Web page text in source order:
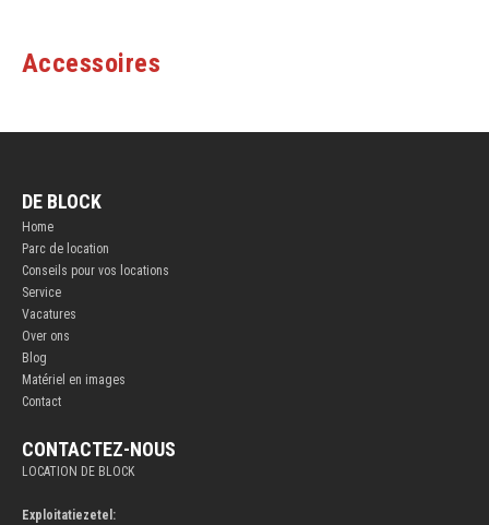
Accessoires
DE BLOCK
Home
Parc de location
Conseils pour vos locations
Service
Vacatures
Over ons
Blog
Matériel en images
Contact
CONTACTEZ-NOUS
LOCATION DE BLOCK
Exploitatiezetel: